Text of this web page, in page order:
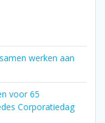
werken aan
voor 65
Corporatiedag